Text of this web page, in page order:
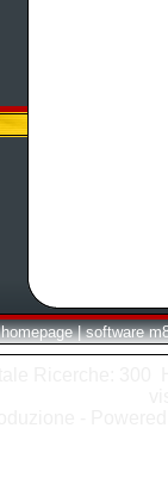
homepage | software